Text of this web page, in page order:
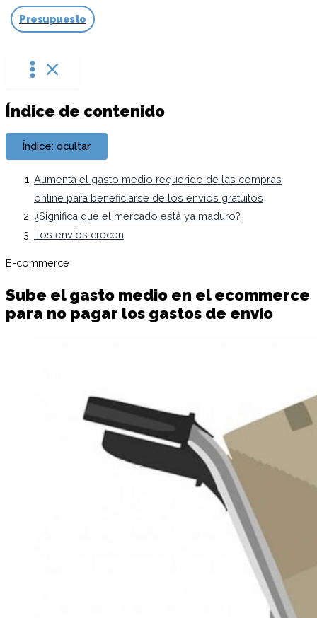
Presupuesto
Índice de contenido
Índice: ocultar
Aumenta el gasto medio requerido de las compras
online para beneficiarse de los envíos gratuitos
¿Significa que el mercado está ya maduro?
Los envíos crecen
E-commerce
Sube el gasto medio en el ecommerce
para no pagar los gastos de envío